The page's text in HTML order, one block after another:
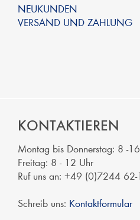
NEUKUNDEN
VERSAND UND ZAHLUNG
KONTAKTIEREN
Montag bis Donnerstag: 8 -
Freitag: 8 - 12 Uhr
Ruf uns an: +49 (0)7244
Schreib uns: Kontaktformular